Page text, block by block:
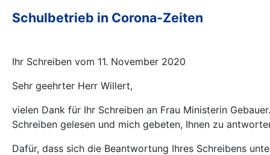
Schulbetrieb in Corona-Zeiten
Ihr Schreiben vom 11. November 2020
Sehr geehrter Herr Willert,
vielen Dank für Ihr Schreiben an Frau Ministerin
Schreiben gelesen und mich gebeten, Ihnen zu
Dafür, dass sich die Beantwortung Ihres Schreibens